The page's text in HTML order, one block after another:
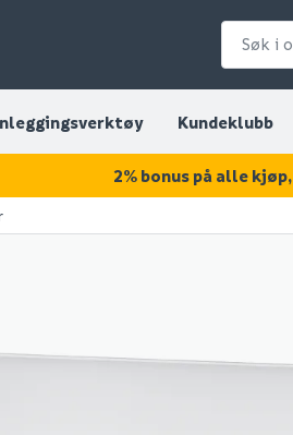
Kundeklubb
2% bonus på alle